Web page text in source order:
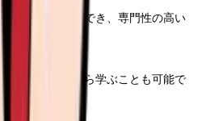
入れることができ、専門性の高い
り、働きながら学ぶことも可能で